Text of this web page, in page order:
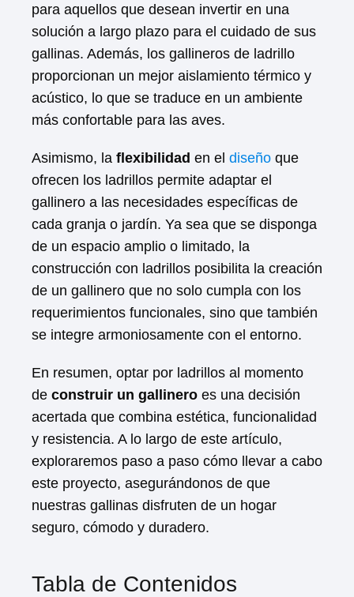
para aquellos que desean invertir en una
solución a largo plazo para el cuidado de sus
gallinas. Además, los gallineros de ladrillo
proporcionan un mejor aislamiento térmico y
acústico, lo que se traduce en un ambiente
más confortable para las aves.
Asimismo, la flexibilidad en el diseño que
ofrecen los ladrillos permite adaptar el
gallinero a las necesidades específicas de
cada granja o jardín. Ya sea que se disponga
de un espacio amplio o limitado, la
construcción con ladrillos posibilita la creación
de un gallinero que no solo cumpla con los
requerimientos funcionales, sino que también
se integre armoniosamente con el entorno.
En resumen, optar por ladrillos al momento
de construir un gallinero es una decisión
acertada que combina estética, funcionalidad
y resistencia. A lo largo de este artículo,
exploraremos paso a paso cómo llevar a cabo
este proyecto, asegurándonos de que
nuestras gallinas disfruten de un hogar
seguro, cómodo y duradero.
Tabla de Contenidos